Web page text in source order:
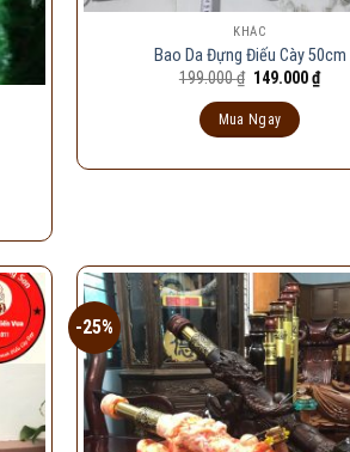
KHÁC
Bao Da Đựng Điếu Cày 50cm
199.000₫ Giá
là:
199.000 ₫.
149.000₫Giá
hiện
Mua Ngay
-25%